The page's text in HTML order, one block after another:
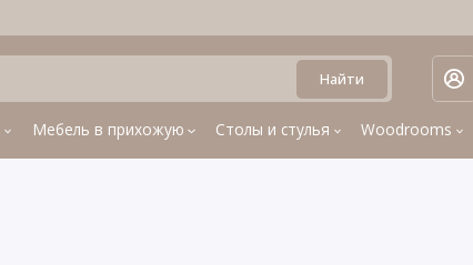
Найти
Мебель в прихожую Столы и стулья Woodrooms